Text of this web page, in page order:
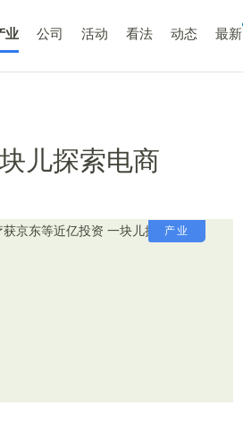
业 公司 活动 看法 动态 最新
儿探索电商
产业